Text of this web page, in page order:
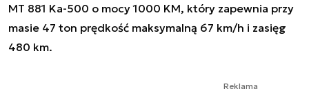
MT 881 Ka-500 o mocy 1000 KM, który zapewnia przy
masie 47 ton prędkość maksymalną 67 km/h i zasięg
480 km.
Reklama